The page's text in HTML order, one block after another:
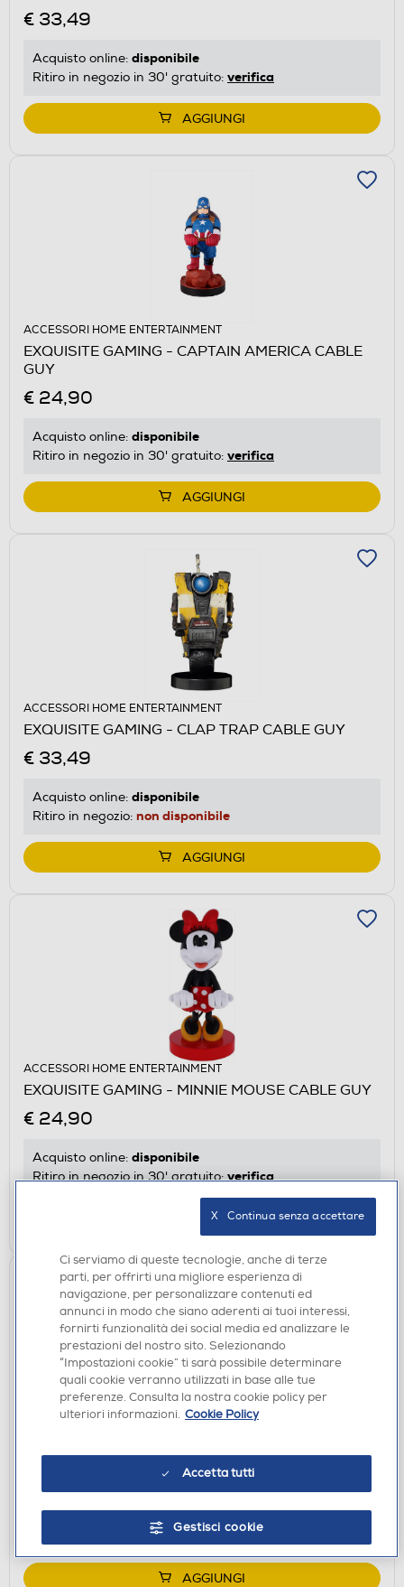
€ 33,49
Acquisto online: disponibile
Ritiro in negozio in 30' gratuito: verifica
AGGIUNGI
ACCESSORI HOME ENTERTAINMENT
EXQUISITE GAMING - CAPTAIN AMERICA CABLE
GUY
€ 24,90
Acquisto online: disponibile
Ritiro in negozio in 30' gratuito: verifica
AGGIUNGI
ACCESSORI HOME ENTERTAINMENT
EXQUISITE GAMING - CLAP TRAP CABLE GUY
€ 33,49
Acquisto online: disponibile
Ritiro in negozio: non disponibile
AGGIUNGI
ACCESSORI HOME ENTERTAINMENT
EXQUISITE GAMING - MINNIE MOUSE CABLE GUY
€ 24,90
Acquisto online: disponibile
Ritiro in negozio in 30' gratuito:verifica
AGGIUNGI
EXQUISITE GAMING - SPYRO NEW CABLE GUY
disponibile
non disponibile
AGGIUNGI
Ci serviamo di queste tecnologie, anche di terze
parti, per offrirti una migliore esperienza di
navigazione, per personalizzare contenuti ed
annunci in modo che siano aderenti ai tuoi interessi,
fornirti funzionalità dei social media ed analizzare le
prestazioni del nostro sito. Selezionando
“Impostazioni cookie” ti sarà possibile determinare
quali cookie verranno utilizzati in base alle tue
preferenze. Consulta la nostra cookie policy per
ulteriori informazioni. Cookie Policy
Accetta tutti
Gestisci cookie
X   Continua senza accettare